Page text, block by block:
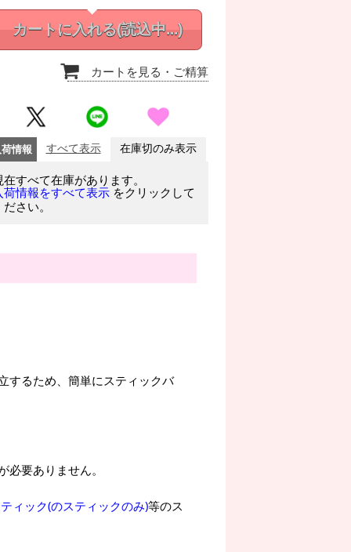
カートに入れる(読込中...)
カートを見る ・ご精算
情報 すべて表示 在庫切のみ表示
在すべて在庫があります。
荷情報をすべて表示 をクリックして
さい。
するため、簡単にスティックバ
要ありません。
ィック(のスティックのみ)等のス